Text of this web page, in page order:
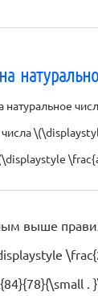
числа
выше
.